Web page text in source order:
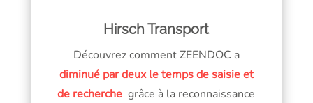
Hirsch Transport
Découvrez comment ZEENDOC a
diminué par deux le temps de saisie et
de recherche grâce à la reconnaissance